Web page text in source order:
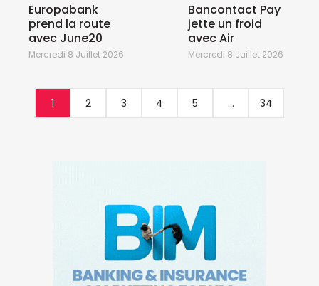
Europabank
prend la route
avec June20
Mercredi 8 Juillet 2026
Bancontact Pay
jette un froid
avec Air
Mercredi 8 Juillet 2026
1 2 3 4 5 ... 34